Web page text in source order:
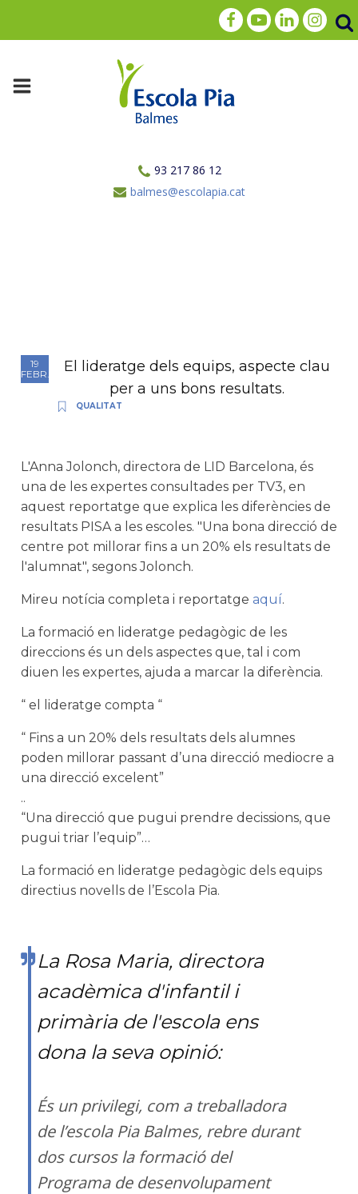
93 217 86 12
balmes@escolapia.cat
19
FEBR.
El lideratge dels equips, aspecte clau
per a uns bons resultats.
QUALITAT
L'Anna Jolonch, directora de LID Barcelona, és
una de les expertes consultades per TV3, en
aquest reportatge que explica les diferències de
resultats PISA a les escoles. "Una bona direcció de
centre pot millorar fins a un 20% els resultats de
l'alumnat", segons Jolonch.
Mireu notícia completa i reportatge aquí.
La formació en lideratge pedagògic de les
direccions és un dels aspectes que, tal i com
diuen les expertes, ajuda a marcar la diferència.
“ el lideratge compta “
“ Fins a un 20% dels resultats dels alumnes
poden millorar passant d’una direcció mediocre a
una direcció excelent”
..
“Una direcció que pugui prendre decissions, que
pugui triar l’equip”…
La formació en lideratge pedagògic dels equips
directius novells de l’Escola Pia.
La Rosa Maria, directora
acadèmica d'infantil i
primària de l'escola ens
dona la seva opinió:
És un privilegi, com a treballadora
de l’escola Pia Balmes, rebre durant
dos cursos la formació del
Programa de desenvolupament